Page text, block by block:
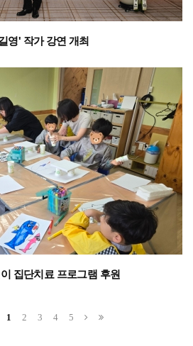
영' 작가 강연 개최
집단치료 프로그램 후원
1 2 3 4 5